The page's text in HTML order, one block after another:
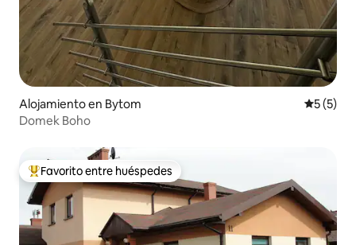
Alojamiento en Bytom
5 (5)
Domek Boho
Favorito entre huéspedes preferido
Favorito entre huéspedes